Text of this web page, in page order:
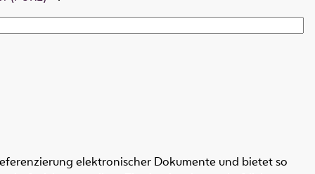
elektronischer Dokumente und bietet so